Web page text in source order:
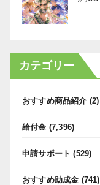
カテゴリー
おすすめ商品紹介 (2)
給付金 (7,396)
申請サポート (529)
おすすめ助成金 (741)